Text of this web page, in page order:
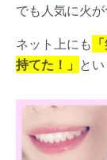
でも人気に火
ネット上にも
持てた！」 と